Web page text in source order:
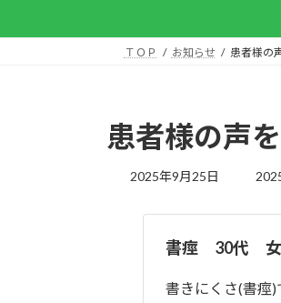
ＴＯＰ お知らせ 患者様の
患者様の声
2025年9月25日
最
日
書痙 30代
書きにくさ(書痙